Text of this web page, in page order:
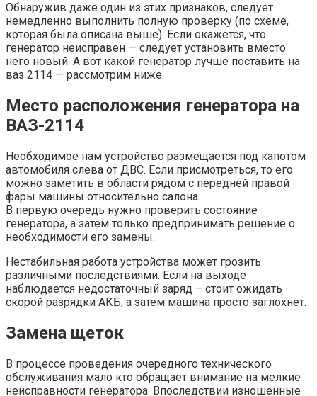
Обнаружив даже один из этих признаков, следует
немедленно выполнить полную проверку (по схеме,
которая была описана выше). Если окажется, что
генератор неисправен — следует установить вместо
него новый. А вот какой генератор лучше поставить на
ваз 2114 — рассмотрим ниже.
Место расположения генератора на
ВАЗ-2114
Необходимое нам устройство размещается под капотом
автомобиля слева от ДВС. Если присмотреться, то его
можно заметить в области рядом с передней правой
фары машины относительно салона.
В первую очередь нужно проверить состояние
генератора, а затем только предпринимать решение о
необходимости его замены.
Нестабильная работа устройства может грозить
различными последствиями. Если на выходе
наблюдается недостаточный заряд – стоит ожидать
скорой разрядки АКБ, а затем машина просто заглохнет.
Замена щеток
В процессе проведения очередного технического
обслуживания мало кто обращает внимание на мелкие
неисправности генератора. Впоследствии изношенные